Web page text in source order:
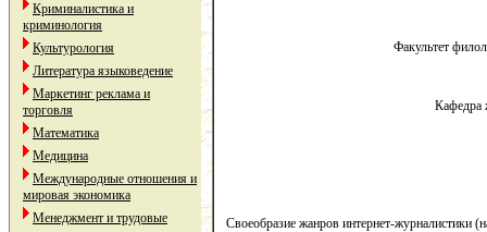
Криминалистика и
криминология
Культурология
Литература языковедение
Маркетинг реклама и
торговля
Математика
Медицина
Международные отношения и
мировая экономика
Менеджмент и трудовые
Факультет
Кафедра
Своеобразие жанров интернет-журналистики